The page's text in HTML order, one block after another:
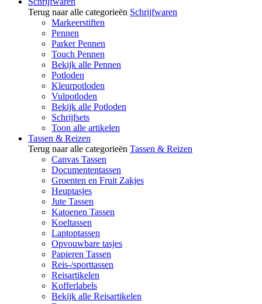
Terug naar alle categorieën Schrijfwaren
Markeerstiften
Pennen
Parker Pennen
Touch Pennen
Bekijk alle Pennen
Potloden
Kleurpotloden
Vulpotloden
Bekijk alle Potloden
Schrijfsets
Toon alle artikelen
Tassen & Reizen
Terug naar alle categorieën Tassen & Reizen
Canvas Tassen
Documententassen
Groenten en Fruit Zakjes
Heuptasjes
Jute Tassen
Katoenen Tassen
Koeltassen
Laptoptassen
Opvouwbare tasjes
Papieren Tassen
Reis-/sporttassen
Reisartikelen
Kofferlabels
Bekijk alle Reisartikelen